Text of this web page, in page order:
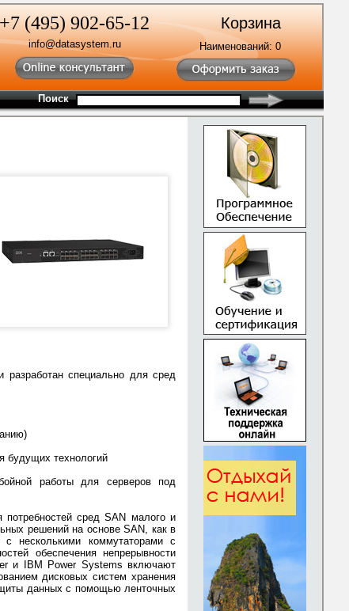
+7 (495) 902-65-12
info@datasystem.ru
Корзина
Наименований:0
Поиск
разработан специально для сред
будущих технологий
работы для серверов под
потребностей сред SAN малого и
решений на основе SAN, как в
несколькими коммутаторами с
обеспечения непрерывности
и IBM Power Systems включают
дисковых систем хранения
данных с помощью ленточных